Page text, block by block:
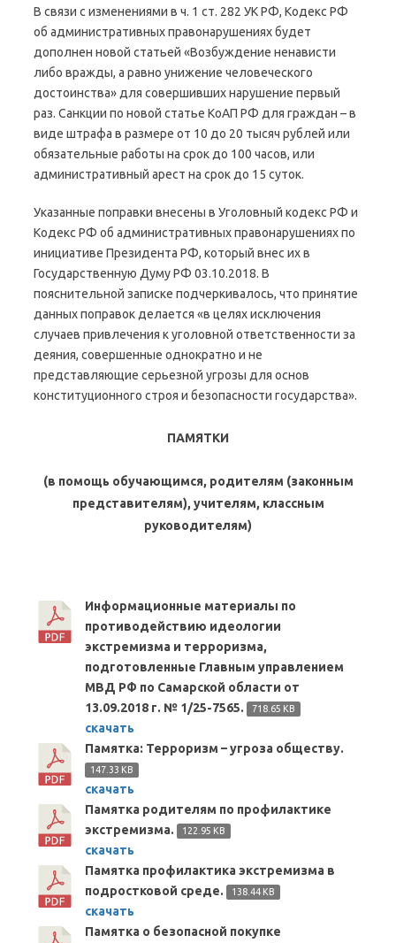
В связи с изменениями в ч. 1 ст. 282 УК РФ, Кодекс РФ
об административных правонарушениях будет
дополнен новой статьей «Возбуждение ненависти
либо вражды, а равно унижение человеческого
достоинства» для совершивших нарушение первый
раз. Санкции по новой статье КоАП РФ для граждан – в
виде штрафа в размере от 10 до 20 тысяч рублей или
обязательные работы на срок до 100 часов, или
административный арест на срок до 15 суток.
Указанные поправки внесены в Уголовный кодекс РФ и
Кодекс РФ об административных правонарушениях по
инициативе Президента РФ, который внес их в
Государственную Думу РФ 03.10.2018. В
пояснительной записке подчеркивалось, что принятие
данных поправок делается «в целях исключения
случаев привлечения к уголовной ответственности за
деяния, совершенные однократно и не
представляющие серьезной угрозы для основ
конституционного строя и безопасности государства».
ПАМЯТКИ
(в помощь обучающимся, родителям (законным
представителям), учителям, классным
руководителям)
Информационные материалы по
противодействию идеологии
экстремизма и терроризма,
подготовленные Главным управлением
МВД РФ по Самарской области от
13.09.2018 г. № 1/25-7565.
718.65 KB
скачать
Памятка: Терроризм – угроза обществу.
147.33 KB
скачать
Памятка родителям по профилактике
экстремизма.
122.95 KB
скачать
Памятка профилактика экстремизма в
подростковой среде.
138.44 KB
скачать
Памятка о безопасной покупке